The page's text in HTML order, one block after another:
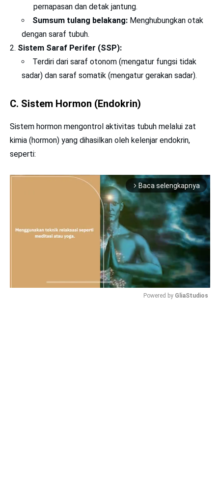
pernapasan dan detak jantung.
Sumsum tulang belakang: Menghubungkan otak
dengan saraf tubuh.
Sistem Saraf Perifer (SSP):
Terdiri dari saraf otonom (mengatur fungsi tidak
sadar) dan saraf somatik (mengatur gerakan sadar).
C. Sistem Hormon (Endokrin)
Sistem hormon mengontrol aktivitas tubuh melalui zat
kimia (hormon) yang dihasilkan oleh kelenjar endokrin,
seperti:
arrow_forward_ios Baca selengkapnya
Powered by GliaStudios